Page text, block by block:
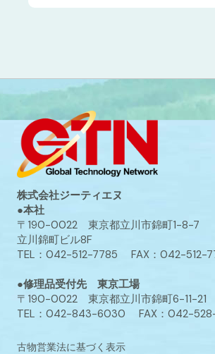
株式会社ジーティエヌ
●本社
〒190-0022 東京都立川市錦町1-8-7
立川錦町ビル8F
TEL：042-512-7785 FAX：042-512-
●修理品受付先 東京工場
〒190-0022 東京都立川市錦町6-11-21
TEL：042-843-6030 FAX：042-
古物営業法に基づく表示